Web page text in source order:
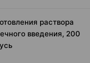
раствора
введения, 200